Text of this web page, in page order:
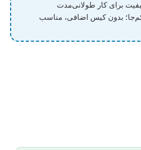
برای کار طولانی‌مدت
بدون کیس اضافی، مناسب